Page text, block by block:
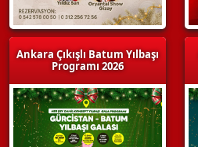
Ankara Çıkışlı Batum Yılbaşı
Programı 2026